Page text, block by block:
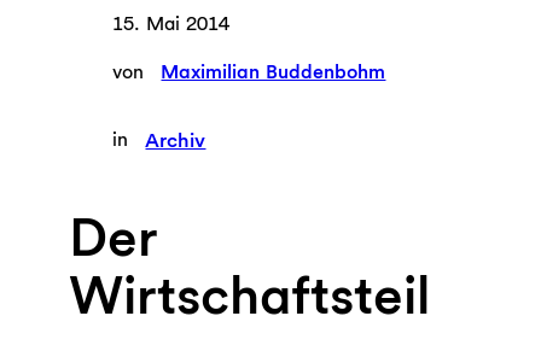
15. Mai 2014
von Maximilian Buddenbohm
in Archiv
Der
Wirtschaftsteil